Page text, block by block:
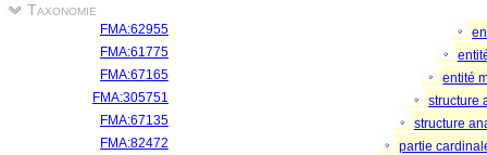
Taxonomie
FMA:62955
FMA:61775
FMA:67165
entité
FMA:305751
structure
FMA:67135
structure
FMA:82472
partie